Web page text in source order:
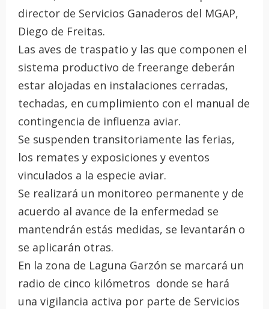
director de Servicios Ganaderos del MGAP,
Diego de Freitas.
Las aves de traspatio y las que componen el
sistema productivo de freerange deberán
estar alojadas en instalaciones cerradas,
techadas, en cumplimiento con el manual de
contingencia de influenza aviar.
Se suspenden transitoriamente las ferias,
los remates y exposiciones y eventos
vinculados a la especie aviar.
Se realizará un monitoreo permanente y de
acuerdo al avance de la enfermedad se
mantendrán estás medidas, se levantarán o
se aplicarán otras.
En la zona de Laguna Garzón se marcará un
radio de cinco kilómetros donde se hará
una vigilancia activa por parte de Servicios